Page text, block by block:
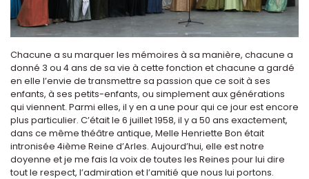
Chacune a su marquer les mémoires à sa manière, chacune a
donné 3 ou 4 ans de sa vie à cette fonction et chacune a gardé
en elle l’envie de transmettre sa passion que ce soit à ses
enfants, à ses petits-enfants, ou simplement aux générations
qui viennent. Parmi elles, il y en a une pour qui ce jour est encore
plus particulier. C’était le 6 juillet 1958, il y a 50 ans exactement,
dans ce même théâtre antique, Melle Henriette Bon était
intronisée 4ième Reine d’Arles. Aujourd’hui, elle est notre
doyenne et je me fais la voix de toutes les Reines pour lui dire
tout le respect, l’admiration et l’amitié que nous lui portons.